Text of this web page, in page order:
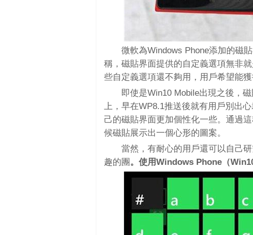
微軟為Windows Phone添加的磁
稱，磁貼界面提供的自定義選項無非
些自定義選項還不夠用，用戶希望能獲
即使是Win10 Mobile出現之後，
上，早在WP8.1推送後就有用戶別出
己的磁貼界面更加個性化一些。通過
候磁貼展示出一個心形的圖案。
當然，有耐心的用戶還可以自己
趣的團。使用Windows Phone（